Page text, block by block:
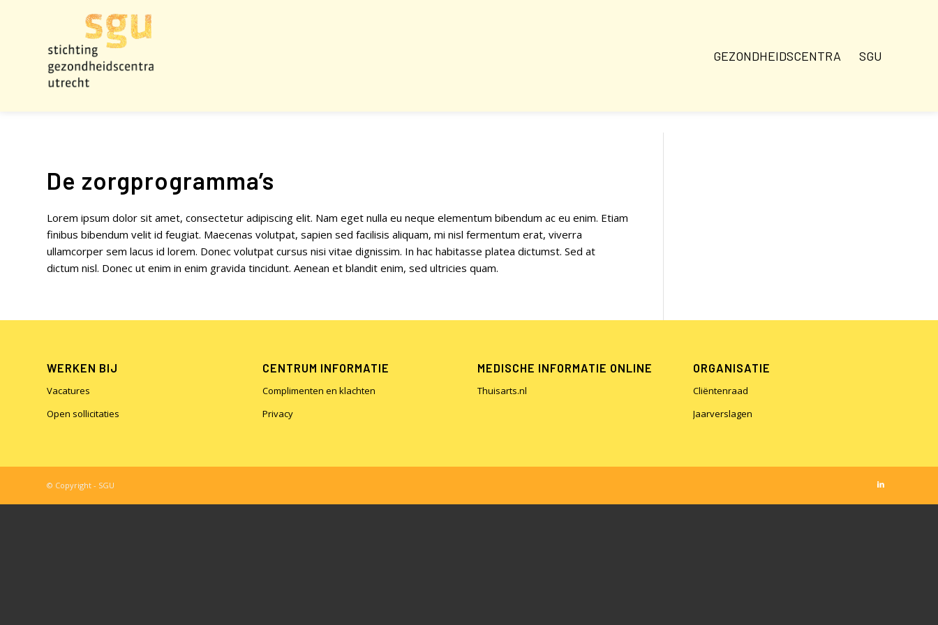
GEZONDHEIDSCENTRA SGU
De zorgprogramma’s
Lorem ipsum dolor sit amet, consectetur adipiscing elit. Nam eget nulla eu neque elementum bibendum ac eu enim. Etiam
finibus bibendum velit id feugiat. Maecenas volutpat, sapien sed facilisis aliquam, mi nisl fermentum erat, viverra
ullamcorper sem lacus id lorem. Donec volutpat cursus nisi vitae dignissim. In hac habitasse platea dictumst. Sed at
dictum nisl. Donec ut enim in enim gravida tincidunt. Aenean et blandit enim, sed ultricies quam.
WERKEN BIJ
Vacatures
Open sollicitaties
CENTRUM INFORMATIE
Complimenten en klachten
Privacy
MEDISCHE INFORMATIE ONLINE
Thuisarts.nl
ORGANISATIE
Cliëntenraad
Jaarverslagen
© Copyright - SGU